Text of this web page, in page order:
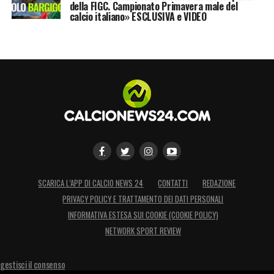
quali sono i calciatori presenti in rosa da
della FIGC. Campionato Primavera male del
calcio italiano» ESCLUSIVA e VIDEO
SCARICA L’APP DI CALCIO NEWS 24 CONTATTI
REDAZIONE
PRIVACY POLICY E TRATTAMENTO DEI DATI PERSONALI
INFORMATIVA ESTESA SUI COOKIE (COOKIE POLICY)
NETWORK SPORT REVIEW
gestisci il consenso